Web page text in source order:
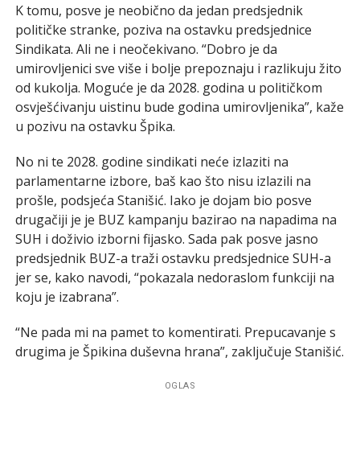
K tomu, posve je neobično da jedan predsjednik
političke stranke, poziva na ostavku predsjednice
Sindikata. Ali ne i neočekivano. “Dobro je da
umirovljenici sve više i bolje prepoznaju i razlikuju žito
od kukolja. Moguće je da 2028. godina u političkom
osvješćivanju uistinu bude godina umirovljenika”, kaže
u pozivu na ostavku Špika.
No ni te 2028. godine sindikati neće izlaziti na
parlamentarne izbore, baš kao što nisu izlazili na
prošle, podsjeća Stanišić. Iako je dojam bio posve
drugačiji je je BUZ kampanju bazirao na napadima na
SUH i doživio izborni fijasko. Sada pak posve jasno
predsjednik BUZ-a traži ostavku predsjednice SUH-a
jer se, kako navodi, “pokazala nedoraslom funkciji na
koju je izabrana”.
“Ne pada mi na pamet to komentirati. Prepucavanje s
drugima je Špikina duševna hrana”, zaključuje Stanišić.
OGLAS